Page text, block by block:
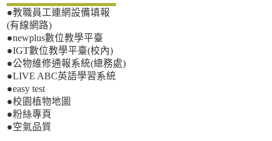
●教職員工連網設備填報
(有線網路)
●newplus數位教學平臺
●IGT數位教學平臺(校內)
●公物維修通報系統(總務處)
●LIVE ABC英語學習系統
●easy test
●校園植物地圖
●粉絲專頁
●空氣品質